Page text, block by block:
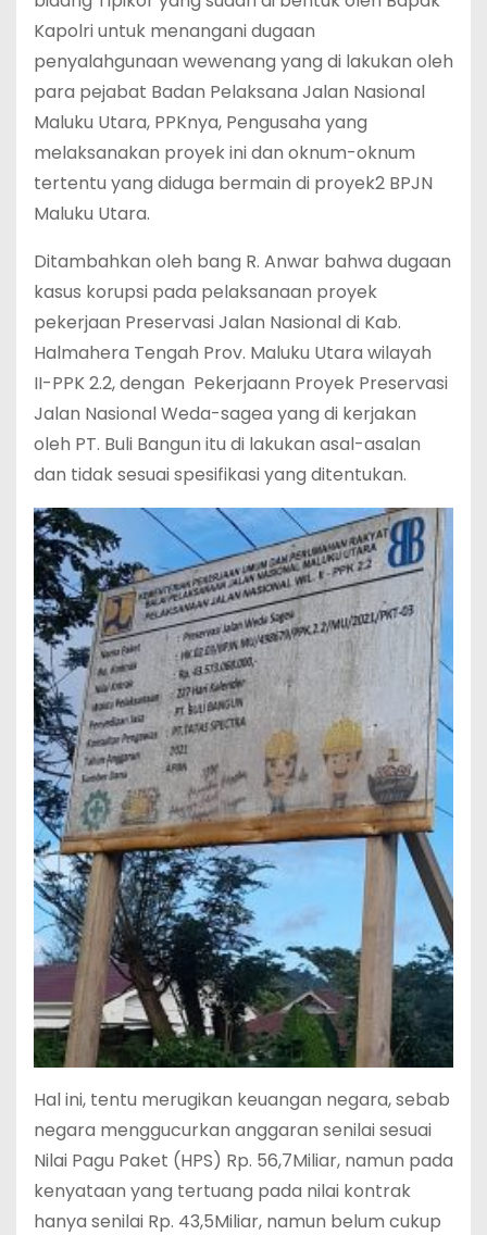
Kapolri untuk menangani dugaan
penyalahgunaan wewenang yang di lakukan oleh
para pejabat Badan Pelaksana Jalan Nasional
Maluku Utara, PPKnya, Pengusaha yang
melaksanakan proyek ini dan oknum-oknum
tertentu yang diduga bermain di proyek2 BPJN
Maluku Utara.
Ditambahkan oleh bang R. Anwar bahwa dugaan
kasus korupsi pada pelaksanaan proyek
pekerjaan Preservasi Jalan Nasional di Kab.
Halmahera Tengah Prov. Maluku Utara wilayah
II-PPK 2.2, dengan Pekerjaann Proyek Preservasi
Jalan Nasional Weda-sagea yang di kerjakan
oleh PT. Buli Bangun itu di lakukan asal-asalan
dan tidak sesuai spesifikasi yang ditentukan.
Hal ini, tentu merugikan keuangan negara, sebab
negara menggucurkan anggaran senilai sesuai
Nilai Pagu Paket (HPS) Rp. 56,7Miliar, namun pada
kenyataan yang tertuang pada nilai kontrak
hanya senilai Rp. 43,5Miliar, namun belum cukup